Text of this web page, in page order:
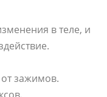
в теле, и
от зажимов.